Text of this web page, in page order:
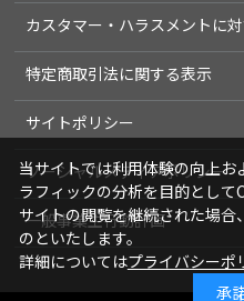
カスタマー・ハラスメントに
特定商取引法に関する表示
サイトポリシー
ソーシャルメディアポリシー
一般事業主行動計画
当サイトでは利用体験の向上
ラフィックの分析を目的として
サイトの閲覧を継続された場
のといたします。
詳細についてはプライバシーポ
承